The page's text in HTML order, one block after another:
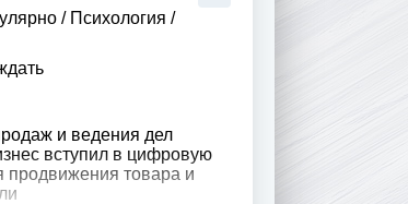
/ Психология /
и ведения дел
вступил в цифровую
продвижения товара и